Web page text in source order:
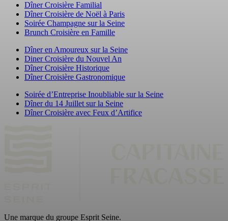
Dîner Croisière Familial
Dîner Croisière de Noël à Paris
Soirée Champagne sur la Seine
Brunch Croisière en Famille
Dîner en Amoureux sur la Seine
Diner Croisière du Nouvel An
Dîner Croisière Historique
Dîner Croisière Gastronomique
Soirée d’Entreprise Inoubliable sur la Seine
Dîner du 14 Juillet sur la Seine
Dîner Croisière avec Feux d’Artifice
Une marque du groupe Esprit Seine.